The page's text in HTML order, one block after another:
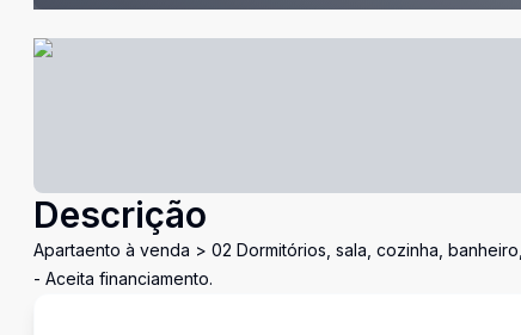
Descrição
Apartaento à venda > 02 Dormitórios, sala, cozinha,
- Aceita financiamento.